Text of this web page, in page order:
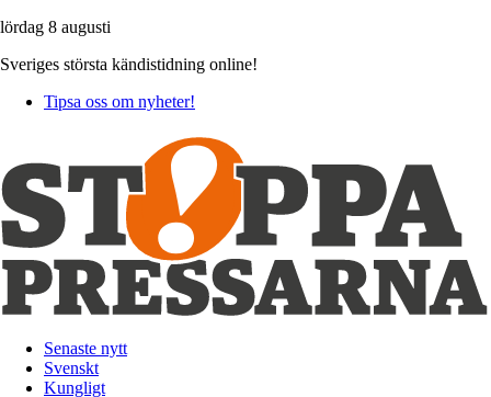
lördag 8 augusti
Sveriges största kändistidning online!
Tipsa oss om nyheter!
Senaste nytt
Svenskt
Kungligt